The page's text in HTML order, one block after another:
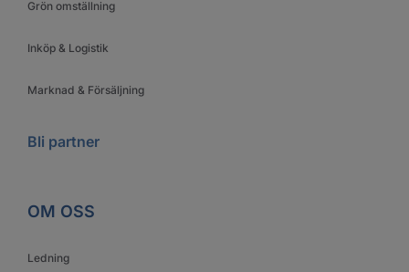
Grön omställning
Inköp & Logistik
Marknad & Försäljning
Bli partner
OM OSS
Ledning